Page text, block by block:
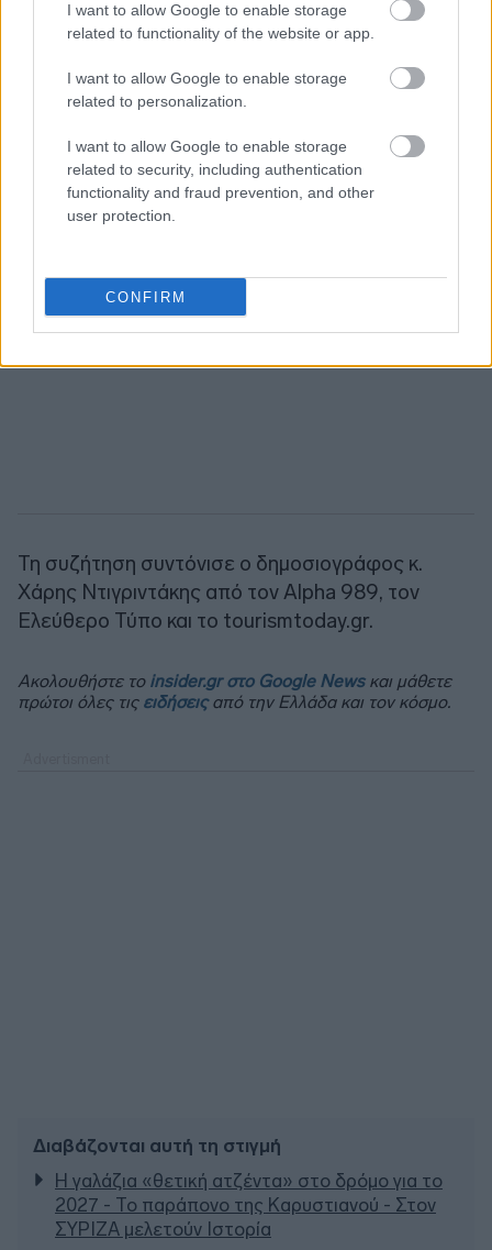
I want to allow Google to enable storage
related to functionality of the website or app.
I want to allow Google to enable storage
related to personalization.
I want to allow Google to enable storage
related to security, including authentication
functionality and fraud prevention, and other
user protection.
CONFIRM
Τη συζήτηση συντόνισε ο δημοσιογράφος κ.
Χάρης Ντιγριντάκης από τον Alpha 989, τον
Ελεύθερο Τύπο και το tourismtoday.gr.
Ακολουθήστε το insider.gr στο Google Newsκαι μάθετε
πρώτοι όλες τις ειδήσειςαπό την Ελλάδα και τον κόσμο.
Διαβάζονται αυτή τη στιγμή
Η γαλάζια «θετική ατζέντα» στο δρόμο για το
2027 - Το παράπονο της Καρυστιανού - Στον
ΣΥΡΙΖΑ μελετούν Ιστορία